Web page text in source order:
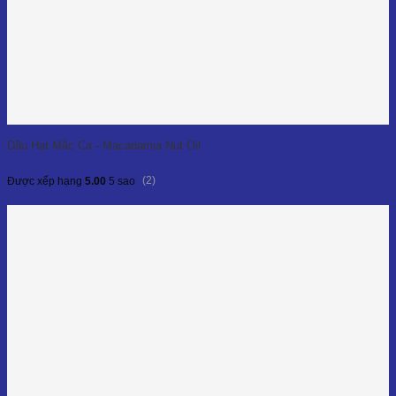
Dầu Hạt Mắc Ca - Macadamia Nut Oil
Được xếp hạng 5.00 5 sao (2)